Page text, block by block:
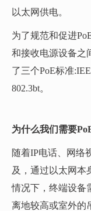
以太网供电。
为了规范和促进
和接收电源设备之
了三个PoE标准
802.3bt。
为什么我们需要
随着IP电话、网络
及，通过以太网本
情况下，终端设备
离地较高或室外的